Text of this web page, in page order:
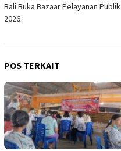
Bali Buka Bazaar Pelayanan Publik
2026
POS TERKAIT